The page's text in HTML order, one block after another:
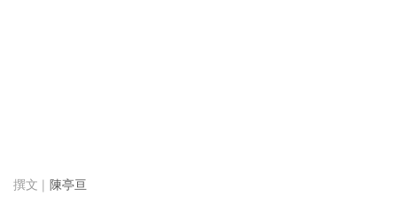
陳亭亘